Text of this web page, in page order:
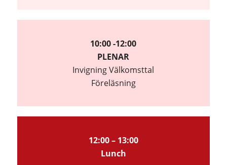
10:00 -12:00
PLENAR
Invigning Välkomsttal
Föreläsning
12:00 – 13:00
Lunch